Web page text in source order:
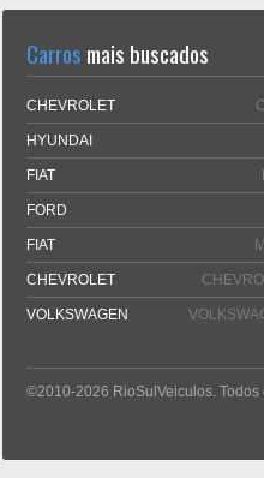
Carros mais buscados
CHEVROLET
HYUNDAI
FIAT
FORD
FIAT
CHEVROLET
VOLKSWAGEN
©2010-2026 RioSulVeiculos. Todos